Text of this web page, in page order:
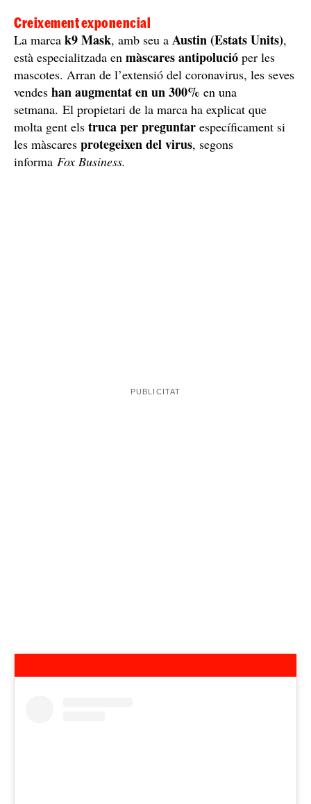
Creixement exponencial
La marca k9 Mask, amb seu a Austin (Estats Units),
està especialitzada en màscares antipolució per les
mascotes. Arran de l’extensió del coronavirus, les seves
vendes han augmentat en un 300% en una
setmana. El propietari de la marca ha explicat que
molta gent els truca per preguntar específicament si
les màscares protegeixen del virus, segons
informa Fox Business.